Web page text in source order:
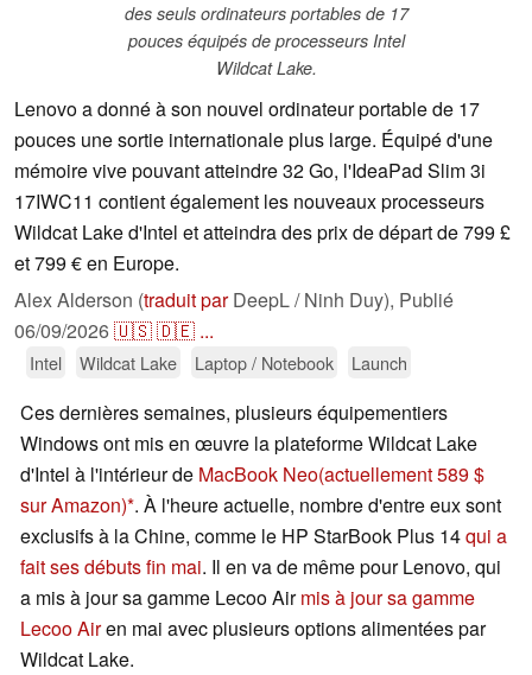
des seuls ordinateurs portables de 17
pouces équipés de processeurs Intel
Wildcat Lake.
Lenovo a donné à son nouvel ordinateur portable de 17
pouces une sortie internationale plus large. Équipé d'une
mémoire vive pouvant atteindre 32 Go, l'IdeaPad Slim 3i
17IWC11 contient également les nouveaux processeurs
Wildcat Lake d'Intel et atteindra des prix de départ de 799 £
et 799 € en Europe.
Alex Alderson (traduit parDeepL / Ninh Duy), Publié
06/09/2026🇺🇸🇩🇪 ...
Intel Wildcat Lake Laptop / Notebook Launch
Ces dernières semaines, plusieurs équipementiers
Windows ont mis en œuvre la plateforme Wildcat Lake
d'Intel à l'intérieur de MacBook Neo(actuellement 589 $
sur Amazon) . À l'heure actuelle, nombre d'entre eux sont
exclusifs à la Chine, comme le HP StarBook Plus 14qui a
fait ses débuts fin mai. Il en va de même pour Lenovo, qui
a mis à jour sa gamme Lecoo Airmis à jour sa gamme
Lecoo Airen mai avec plusieurs options alimentées par
Wildcat Lake.